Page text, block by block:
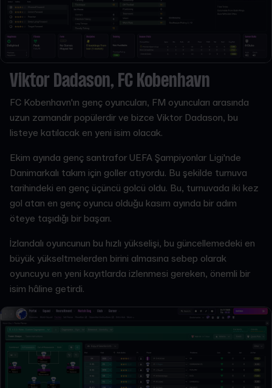
Viktor Dadason, FC Kobenhavn
FC Kobenhavn'ın genç oyuncuları, FM oyuncuları arasında
uzun zamandır popülerdir ve bizce Viktor Dadason, bu
listeye katılacak en yeni isim olacak.
Ekim ayında genç santrafor UEFA Şampiyonlar Ligi'nde
Danimarkalı takım için goller atıyordu. Bu şekilde turnuva
tarihindeki en genç üçüncü golcü oldu. Bu, turnuvada iki kez
gol atan en genç oyuncu olduğu kasım ayında bir adım
öteye taşıdığı bir başarı.
İzlandalı oyuncunun bu hızlı yükselişi, bu güncellemedeki en
büyük yükseltmelerden birini almasına sebep olarak
oyuncuyu en yeni kayıtlarda izlenmesi gereken, önemli bir
isim hâline getirdi.